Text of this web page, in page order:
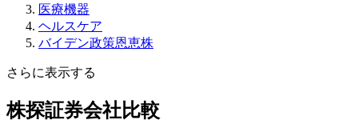
医療機器
ヘルスケア
バイデン政策恩恵株
さらに表示する
株探証券会社比較